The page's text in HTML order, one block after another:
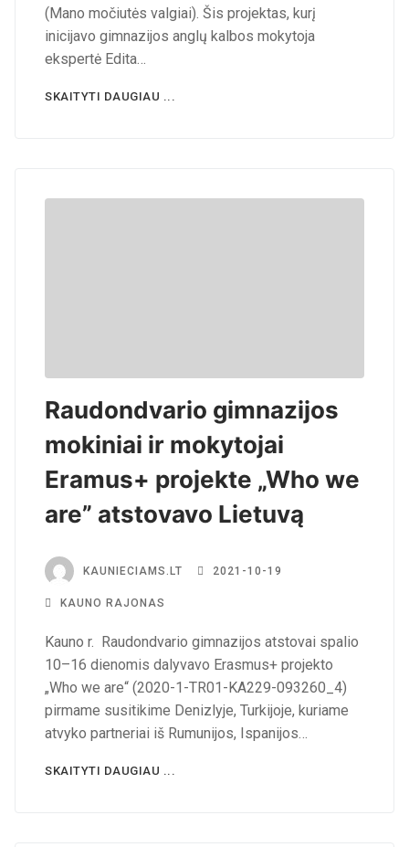
(Mano močiutės valgiai). Šis projektas, kurį
inicijavo gimnazijos anglų kalbos mokytoja
ekspertė Edita…
SKAITYTI DAUGIAU ...
Raudondvario gimnazijos
mokiniai ir mokytojai
Eramus+ projekte „Who we
are” atstovavo Lietuvą
KAUNIECIAMS.LT 2021-10-19
KAUNO RAJONAS
Kauno r. Raudondvario gimnazijos atstovai spalio
10–16 dienomis dalyvavo Erasmus+ projekto
„Who we are“ (2020-1-TR01-KA229-093260_4)
pirmame susitikime Denizlyje, Turkijoje, kuriame
atvyko partneriai iš Rumunijos, Ispanijos…
SKAITYTI DAUGIAU ...